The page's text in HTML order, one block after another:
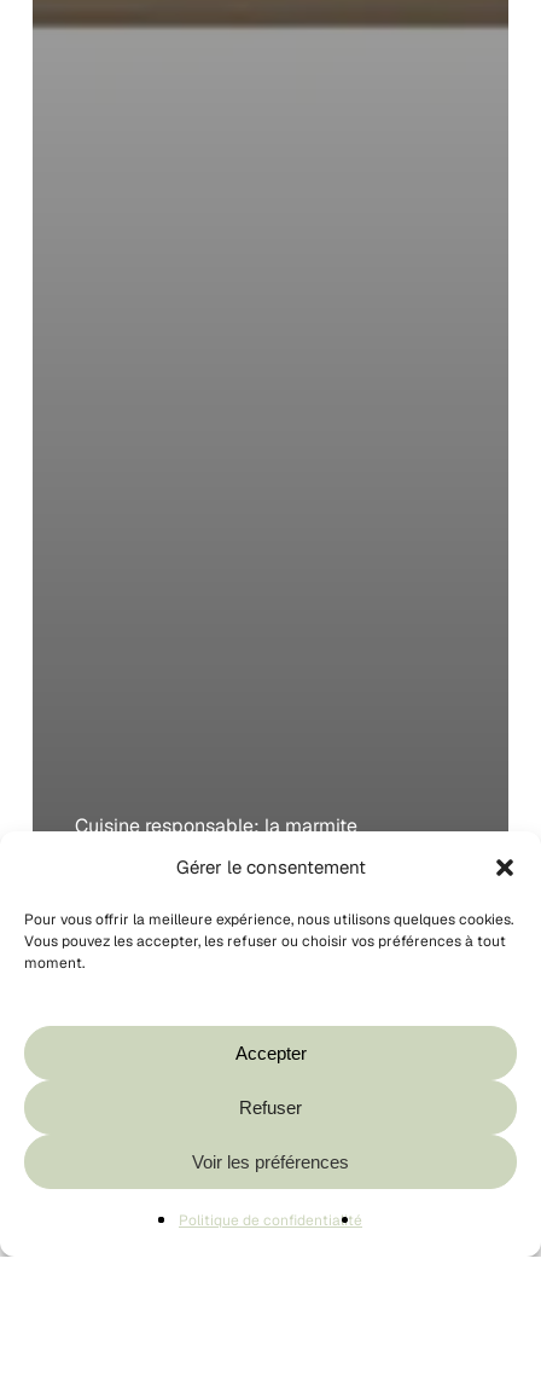
Gérer le consentement
Pour vous offrir la meilleure expérience, nous utilisons quelques cookies.
Vous pouvez les accepter, les refuser ou choisir vos préférences à tout
moment.
Accepter
Refuser
Voir les préférences
Politique de confidentialité
Boutique
Voir Le Panier Commander
Cuisine responsable: la marmite
Cuisine
responsable:
réchaud
bois